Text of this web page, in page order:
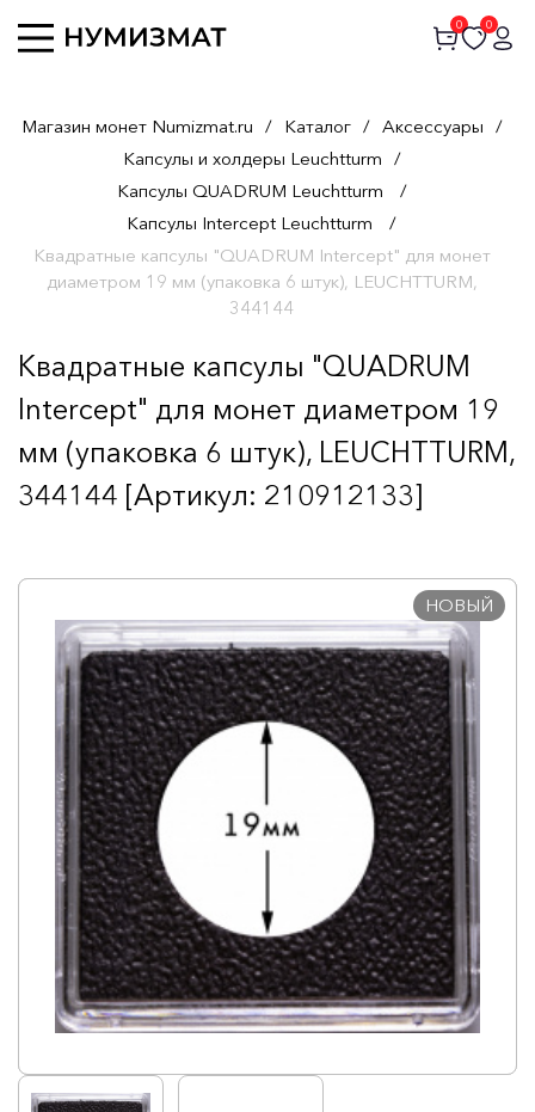
0 0
Магазин монет Numizmat.ru / Каталог / Аксессуары /
Капсулы и холдеры Leuchtturm /
Капсулы QUADRUM Leuchtturm
/
Капсулы Intercept Leuchtturm
/
Квадратные капсулы "QUADRUM Intercept" для монет
диаметром 19 мм (упаковка 6 штук), LEUCHTTURM,
344144
Квадратные капсулы "QUADRUM
Intercept" для монет диаметром 19
мм (упаковка 6 штук), LEUCHTTURM,
344144 [Артикул: 210912133]
НОВЫЙ